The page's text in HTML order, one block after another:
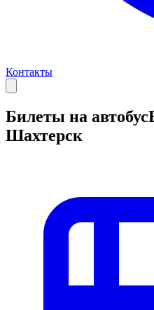
Контакты
Билеты на автобус
Шахтерск